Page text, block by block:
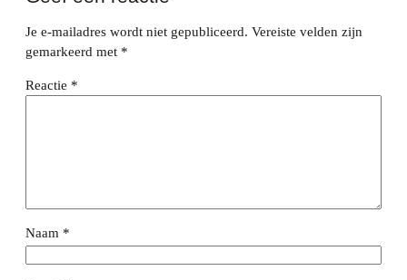
Je e-mailadres wordt niet gepubliceerd. Vereiste velden zijn
gemarkeerd met *
Reactie *
Naam *